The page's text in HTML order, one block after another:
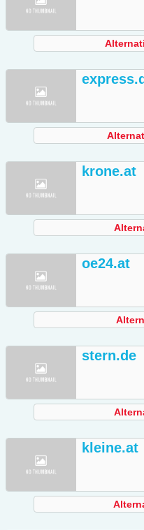
krone.at
oe24.at
stern.de
kleine.at